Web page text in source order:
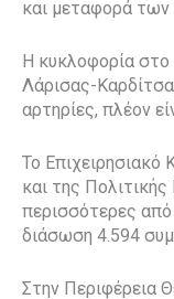
και μεταφορά
Η κυκλοφορία στο
Λάρισας-
αρτηρίες, πλέον
Το
και της
περισσότερες από
διάσωση 4.594
Στην Περιφέρεια